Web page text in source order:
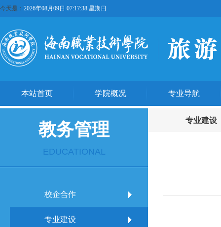
今天是： 2026年08月09日 07:17:38 星期日
本站首页 学院概况 专业导航
教务管理
EDUCATIONAL
校企合作
专业建设
专业建设